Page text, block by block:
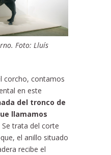
Foto: Lluís
corcho, contamos
en este
del tronco de
llamamos
Se trata del corte
el anillo situado
recibe el